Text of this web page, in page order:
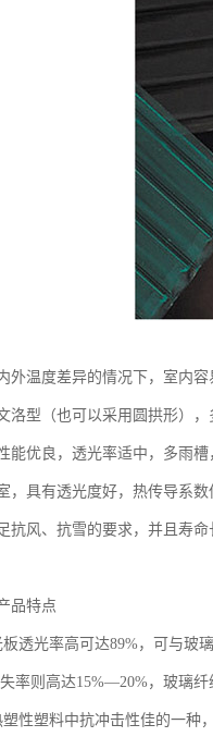
外温度差异的情况下，室内
洛型（也可以采用圆拱形）
能优良，透光率适中，多雨
，具有透光度好，热传导系
抗风、抗雪的要求，并且寿
品特点
透光率高可达89%，可与玻
率则高达15%—20%，玻璃纤
性塑料中抗冲击性佳的一种